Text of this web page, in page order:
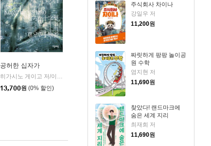
주식회사 차이나
강일우 저
11,200원
짜릿하게 팡팡 놀이공
원 수학
염지현 저
11,690원
찾았다! 랜드마크에
숨은 세계 지리
최재희 저
11,690원
공허한 십자가
자음과모음
13,700원 (0% 할인)